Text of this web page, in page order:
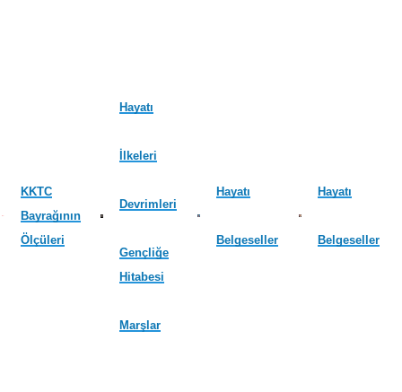
KKTC
Bayrağının
Ölçüleri
Hayatı
İlkeleri
Devrimleri
Gençliğe
Hitabesi
Marşlar
Hayatı
Belgeseller
Hayatı
Belgeseller